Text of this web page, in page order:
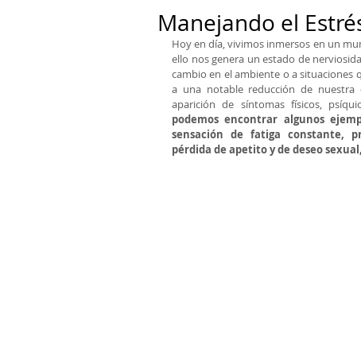
Manejando el
Hoy en día, vivimos inmersos en un
ello nos genera un estado de
cambio en el ambiente o a situaciones
a una notable reducción de
aparición de síntomas físicos,
podemos encontrar algunos
sensación de fatiga constante,
pérdida de apetito y de deseo